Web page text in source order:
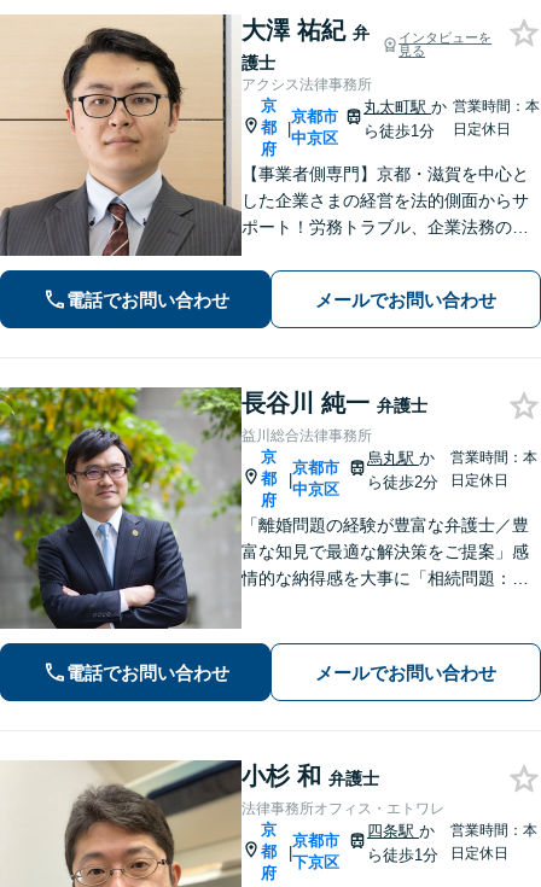
大澤 祐紀 弁
護士
インタビューを
見る
アクシス法律事務所
京
都
府
|
京都市
中京区
丸太町駅か
ら徒歩1分
営業時間：本
日定休日
【事業者側専門】京都・滋賀を中心と
した企業さまの経営を法的側面からサ
ポート！労務トラブル、企業法務のご
問題への対応を中心に、その他中小企
業法務について豊富な経験がありま
す。【Web相談可】
電話でお問い合わせ メールでお問い合わせ
長谷川 純一 弁護士
益川総合法律事務所
京
都
府
|
京都市
中京区
烏丸駅 か
ら徒歩2分
営業時間：本
日定休日
「離婚問題の経験が豊富な弁護士／豊
富な知見で最適な解決策をご提案」感
情的な納得感を大事に「相続問題：親
し、きめ細やかに対応【夜間面談あ
電話でお問い合わせ メールでお問い合わせ
小杉 和 弁護士
法律事務所オフィス・エトワレ
京
都
府
|
京都市
下京区
四条駅 か
ら徒歩1分
営業時間：本
日定休日